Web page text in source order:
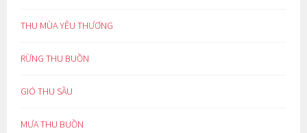
THU MÙA YÊU THƯƠNG
RỪNG THU BUỒN
GIÓ THU SẦU
MƯA THU BUỒN